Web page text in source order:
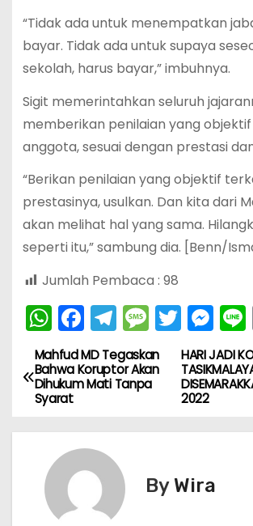
“Tidak ada untuk menempatkan
bayar. Tidak ada untuk supaya
sekolah, harus bayar,” imbuhnya.
Sigit memerintahkan seluruh
memberikan penilaian yang
anggota, sesuai dengan prestasi
“Berikan penilaian yang objektif
prestasinya, usulkan. Dan kita dari
akan melihat hal yang sama.
seperti itu,” sambung dia. [Benn/
Jumlah Pembaca : 98
W
h
a
ts
A
p
p
F
a
c
e
b
o
o
k
T
el
e
gr
a
M
e
s
s
a
e
T
w
itt
er
M
e
s
s
e
g
er
N
a
v
HARI JADI
2022
Mahfud MD Tegaskan
Bahwa Koruptor Akan
Dihukum Mati Tanpa
Syarat
By Wira